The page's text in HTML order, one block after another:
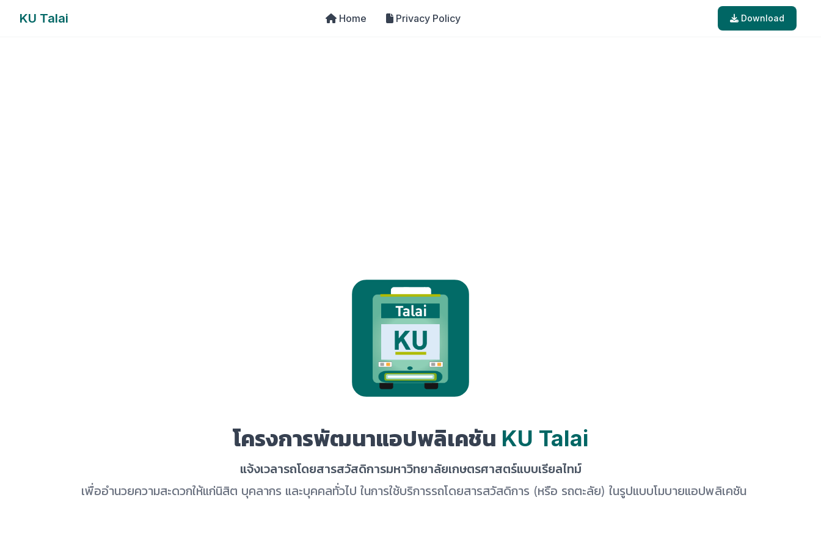
KU Talai Download
Home Privacy Policy
โครงการพัฒนาแอปพลิเคชัน KU Talai
แจ้งเวลารถโดยสารสวัสดิการมหาวิทยาลัยเกษตรศาสตร์แบบเรียลไทม์
เพื่ออำนวยความสะดวกให้แก่นิสิต บุคลากร และบุคคลทั่วไป ในการใช้บริการรถโดยสารสวัสดิการ (หรือ รถตะลัย) ในรูปแบบโมบายแอปพลิเคชัน